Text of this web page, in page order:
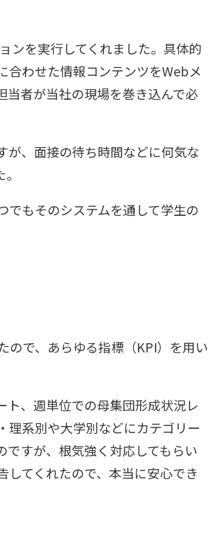
ンを実行してくれました。具体的
合わせた情報コンテンツをWebメ
当者が当社の現場を巻き込んで必
が、面接の待ち時間などに何気な
でもそのシステムを通して学生の
ので、あらゆる指標（KPI）を用い
、週単位での母集団形成状況レ
理系別や大学別などにカテゴリー
すが、根気強く対応してもらい
てくれたので、本当に安心でき